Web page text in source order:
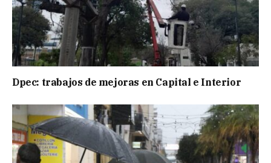
Dpec: trabajos de mejoras en Capital e Interior